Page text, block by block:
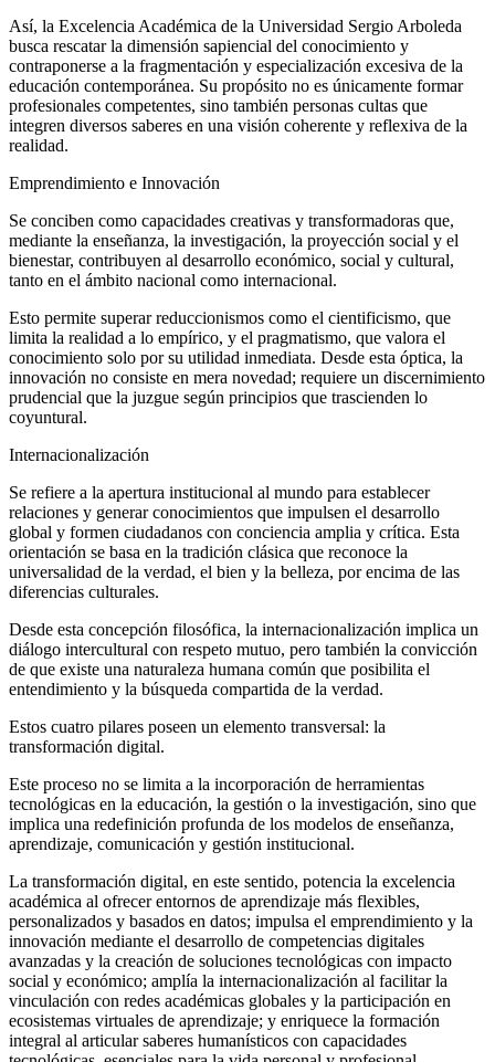
Así, la Excelencia Académica de la Universidad Sergio Arboleda
busca rescatar la dimensión sapiencial del conocimiento y
contraponerse a la fragmentación y especialización excesiva de la
educación contemporánea. Su propósito no es únicamente formar
profesionales competentes, sino también personas cultas que
integren diversos saberes en una visión coherente y reflexiva de la
realidad.
Emprendimiento e Innovación
Se conciben como capacidades creativas y transformadoras que,
mediante la enseñanza, la investigación, la proyección social y el
bienestar, contribuyen al desarrollo económico, social y cultural,
tanto en el ámbito nacional como internacional.
Esto permite superar reduccionismos como el cientificismo, que
limita la realidad a lo empírico, y el pragmatismo, que valora el
conocimiento solo por su utilidad inmediata. Desde esta óptica, la
innovación no consiste en mera novedad; requiere un discernimiento
prudencial que la juzgue según principios que trascienden lo
coyuntural.
Internacionalización
Se refiere a la apertura institucional al mundo para establecer
relaciones y generar conocimientos que impulsen el desarrollo
global y formen ciudadanos con conciencia amplia y crítica. Esta
orientación se basa en la tradición clásica que reconoce la
universalidad de la verdad, el bien y la belleza, por encima de las
diferencias culturales.
Desde esta concepción filosófica, la internacionalización implica un
diálogo intercultural con respeto mutuo, pero también la convicción
de que existe una naturaleza humana común que posibilita el
entendimiento y la búsqueda compartida de la verdad.
Estos cuatro pilares poseen un elemento transversal: la
transformación digital.
Este proceso no se limita a la incorporación de herramientas
tecnológicas en la educación, la gestión o la investigación, sino que
implica una redefinición profunda de los modelos de enseñanza,
aprendizaje, comunicación y gestión institucional.
La transformación digital, en este sentido, potencia la excelencia
académica al ofrecer entornos de aprendizaje más flexibles,
personalizados y basados en datos; impulsa el emprendimiento y la
innovación mediante el desarrollo de competencias digitales
avanzadas y la creación de soluciones tecnológicas con impacto
social y económico; amplía la internacionalización al facilitar la
vinculación con redes académicas globales y la participación en
ecosistemas virtuales de aprendizaje; y enriquece la formación
integral al articular saberes humanísticos con capacidades